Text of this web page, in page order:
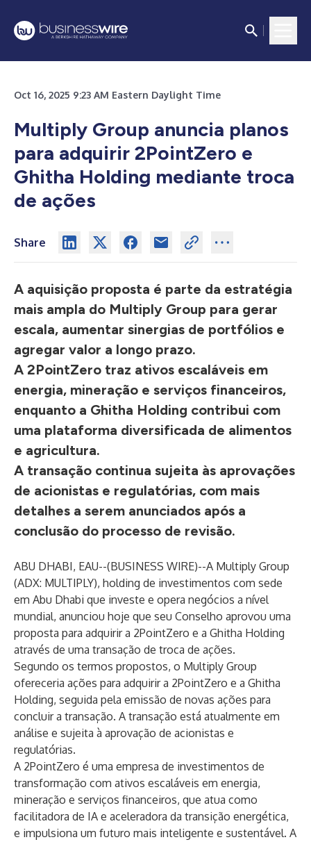
Oct 16, 2025 9:23 AM Eastern Daylight Time
Multiply Group anuncia planos
para adquirir 2PointZero e
Ghitha Holding mediante troca
de ações
Share
A aquisição proposta é parte da estratégia
mais ampla do Multiply Group para gerar
escala, aumentar sinergias de portfólios e
agregar valor a longo prazo.
A 2PointZero traz ativos escaláveis ​​em
energia, mineração e serviços financeiros,
enquanto a Ghitha Holding contribui com
uma plataforma diversificada de alimentos
e agricultura.
A transação continua sujeita às aprovações
de acionistas e regulatórias, com mais
detalhes a serem anunciados após a
conclusão do processo de revisão.
ABU DHABI, EAU--(BUSINESS WIRE)--A Multiply Group
(ADX: MULTIPLY), holding de investimentos com sede
em Abu Dhabi que investe e opera negócios a nível
mundial, anunciou hoje que seu Conselho aprovou uma
proposta para adquirir a 2PointZero e a Ghitha Holding
através de uma transação de troca de ações.
Segundo os termos propostos, o Multiply Group
ofereceria ações para adquirir a 2PointZero e a Ghitha
Holding, seguida pela emissão de novas ações para
concluir a transação. A transação está atualmente em
análise e sujeita à aprovação de acionistas e
regulatórias.
A 2PointZero é uma empresa de investimentos de
transformação com ativos escaláveis ​​em energia,
mineração e serviços financeiros, que atua como
facilitadora de IA e aceleradora da transição energética,
e impulsiona um futuro mais inteligente e sustentável. A